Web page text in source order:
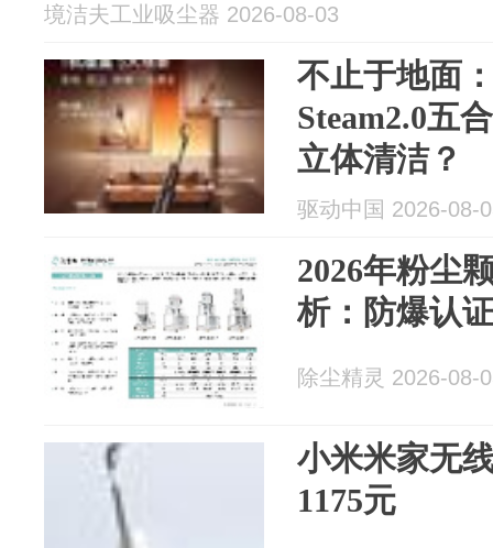
境洁夫工业吸尘器 2026-08-03
不止于地面
Steam2.0五
立体清洁？
驱动中国 2026-08-
2026年粉尘
析：防爆认
除尘精灵 2026-08-
小米米家无
1175元